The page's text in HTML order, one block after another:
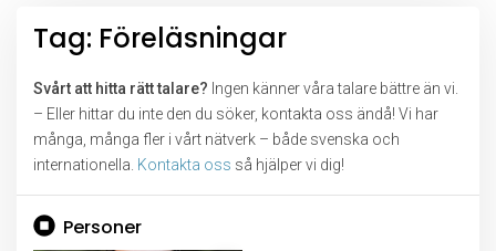
Tag: Föreläsningar
Svårt att hitta rätt talare? Ingen känner våra talare bättre än vi.
– Eller hittar du inte den du söker, kontakta oss ändå! Vi har
många, många fler i vårt nätverk – både svenska och
internationella. Kontakta oss så hjälper vi dig!
Personer